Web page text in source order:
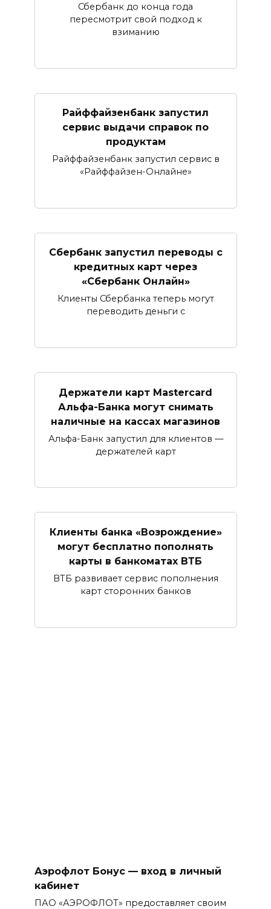
Сбербанк до конца года
пересмотрит свой подход к
взиманию
Райффайзенбанк запустил
сервис выдачи справок по
продуктам
Райффайзенбанк запустил сервис в
«Райффайзен-Онлайне»
Сбербанк запустил переводы с
кредитных карт через
«Сбербанк Онлайн»​​​​​​​
Клиенты Сбербанка теперь могут
переводить деньги с
Держатели карт Mastercard
Альфа-Банка могут снимать
наличные ​на кассах магазинов​
Альфа-Банк запустил для клиентов —
держателей карт
Клиенты банка «Возрождение»
могут бесплатно пополнять
карты в банкоматах ВТБ
ВТБ развивает сервис пополнения
карт сторонних банков
Аэрофлот Бонус — вход в личный
кабинет
ПАО «АЭРОФЛОТ» предоставляет своим